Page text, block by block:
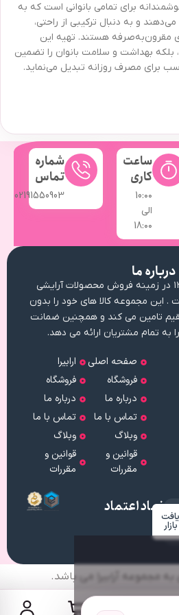
هوشمندانه برای تمامی بانوانی است که به
و به دنبال ترکیبی از راحتی،
مقرون‌به‌صرفه هستند. تهیه این
بهداشت و سلامت بانوان را تضمین
برای مصرف روزانه تبدیل می‌نماید.
ساعت
کاری
10:۰۰
الی
18:۰۰
شماره
تماس
02191550903
صفحه اصلی
فروشگاه
درباره ما
تماس با ما
وبلاگ
قوانین و
مقررات
ارابیرا
فروشگاه
درباره ما
تماس با ما
وبلاگ
قوانین و
مقررات
درباره ما
ارابیرا خود را از سال ۱۳۹۸ در زمینه فروش محصولات آرایشی
. این مجموعه کالا های خود را بدون
تامین می کند و همچنین ضمانت
به تمام مشتریان ارائه می دهد.
نماد اعتماد
به مجموعه آرابیرا می باشد.